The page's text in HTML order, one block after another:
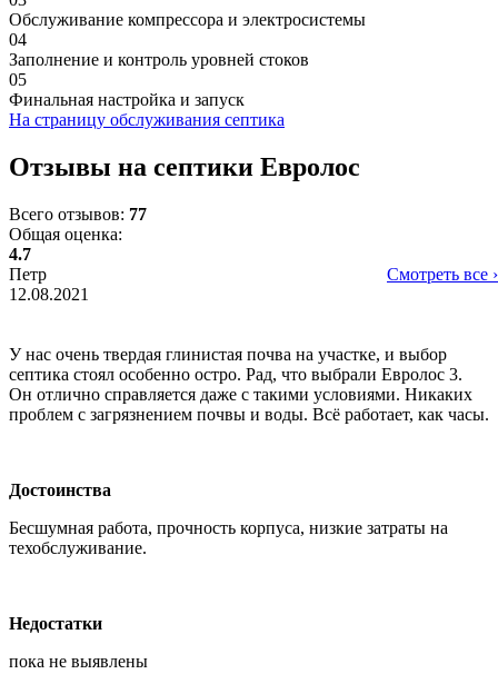
Обслуживание компрессора и электросистемы
04
Заполнение и контроль уровней стоков
05
Финальная настройка и запуск
На страницу обслуживания септика
Отзывы на септики Евролос
Всего отзывов: 77
Общая оценка:
4.7
Смотреть все ›
Петр
12.08.2021
У нас очень твердая глинистая почва на участке, и выбор
септика стоял особенно остро. Рад, что выбрали Евролос 3.
Он отлично справляется даже с такими условиями. Никаких
проблем с загрязнением почвы и воды. Всё работает, как часы.
Достоинства
Бесшумная работа, прочность корпуса, низкие затраты на
техобслуживание.
Недостатки
пока не выявлены